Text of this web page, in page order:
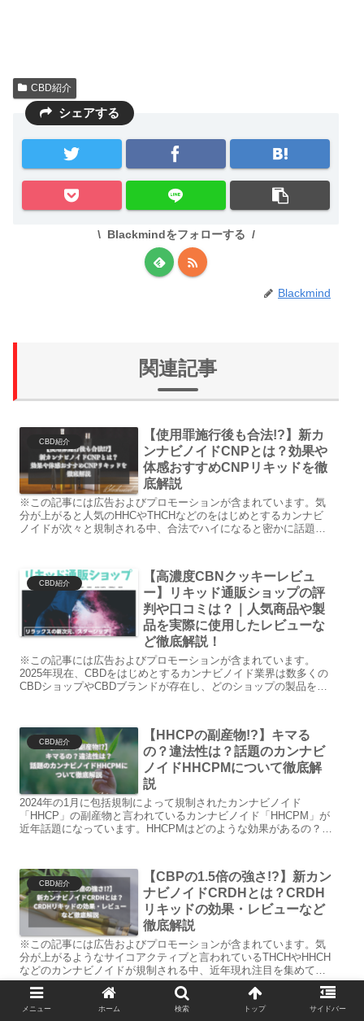
CBD紹介
シェアする
Blackmindをフォローする
Blackmind
関連記事
CBD紹介
【使用罪施行後も合法!?】新カ
ンナビノイドCNPとは？効果や
体感おすすめCNPリキッドを徹
底解説
※この記事には広告およびプロモーションが含まれています。気
分が上がると人気のHHCやTHCHなどのをはじめとするカンナビ
ノイドが次々と規制される中、合法でハイになると密かに話題の
CBD紹介
【高濃度CBNクッキーレビュ
ー】リキッド通販ショップの評
判や口コミは？｜人気商品や製
品を実際に使用したレビューな
ど徹底解説！
※この記事には広告およびプロモーションが含まれています。
2025年現在、CBDをはじめとするカンナビノイド業界は数多くの
CBDショップやCBDブランドが存在し、どのショップの製品を試
CBD紹介
【HHCPの副産物!?】キマる
の？違法性は？話題のカンナビ
ノイドHHCPMについて徹底解
説
2024年の1月に包括規制によって規制されたカンナビノイド
「HHCP」の副産物と言われているカンナビノイド「HHCPM」が
近年話題になっています。HHCPMはどのような効果があるの？キ
説していきます。
CBD紹介
【CBPの1.5倍の強さ!?】新カン
ナビノイドCRDHとは？CRDH
リキッドの効果・レビューなど
徹底解説
※この記事には広告およびプロモーションが含まれています。気
分が上がるようなサイコアクティブと言われているTHCHやHHCH
などのカンナビノイドが規制される中、近年現れ注目を集めてい
る新カンナビノイド「CRDH」が注目を集めています。この記
事...
メニュー ホーム 検索 トップ サイドバー